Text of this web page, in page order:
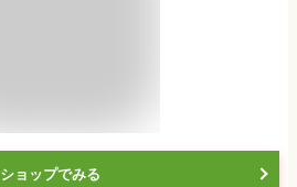
ショップでみる